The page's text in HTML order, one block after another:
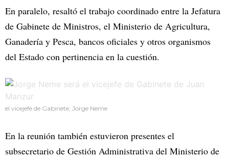
En paralelo, resaltó el trabajo coordinado entre la Jefatura
de Gabinete de Ministros, el Ministerio de Agricultura,
Ganadería y Pesca, bancos oficiales y otros organismos
del Estado con pertinencia en la cuestión.
el vicejefe de Gabinete, Jorge Neme
En la reunión también estuvieron presentes el
subsecretario de Gestión Administrativa del Ministerio de